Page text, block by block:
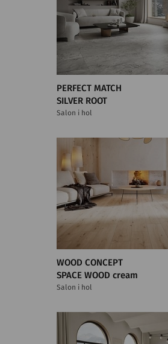
PERFECT MATCH
SILVER ROOT
Salon i hol
WOOD CONCEPT
SPACE WOOD cream
Salon i hol